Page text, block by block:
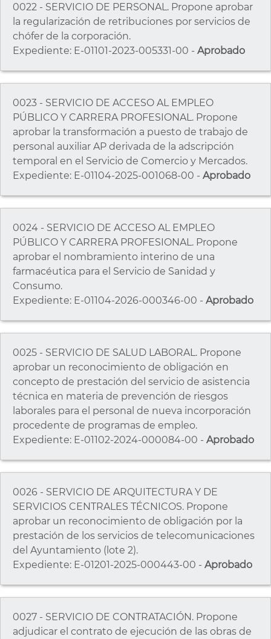
0022 - SERVICIO DE PERSONAL. Propone aprobar
la regularización de retribuciones por servicios de
chófer de la corporación.
Expediente: E-01101-2023-005331-00 - Aprobado
0023 - SERVICIO DE ACCESO AL EMPLEO
PÚBLICO Y CARRERA PROFESIONAL. Propone
aprobar la transformación a puesto de trabajo de
personal auxiliar AP derivada de la adscripción
temporal en el Servicio de Comercio y Mercados.
Expediente: E-01104-2025-001068-00 - Aprobado
0024 - SERVICIO DE ACCESO AL EMPLEO
PÚBLICO Y CARRERA PROFESIONAL. Propone
aprobar el nombramiento interino de una
farmacéutica para el Servicio de Sanidad y
Consumo.
Expediente: E-01104-2026-000346-00 - Aprobado
0025 - SERVICIO DE SALUD LABORAL. Propone
aprobar un reconocimiento de obligación en
concepto de prestación del servicio de asistencia
técnica en materia de prevención de riesgos
laborales para el personal de nueva incorporación
procedente de programas de empleo.
Expediente: E-01102-2024-000084-00 - Aprobado
0026 - SERVICIO DE ARQUITECTURA Y DE
SERVICIOS CENTRALES TÉCNICOS. Propone
aprobar un reconocimiento de obligación por la
prestación de los servicios de telecomunicaciones
del Ayuntamiento (lote 2).
Expediente: E-01201-2025-000443-00 - Aprobado
0027 - SERVICIO DE CONTRATACIÓN. Propone
adjudicar el contrato de ejecución de las obras de